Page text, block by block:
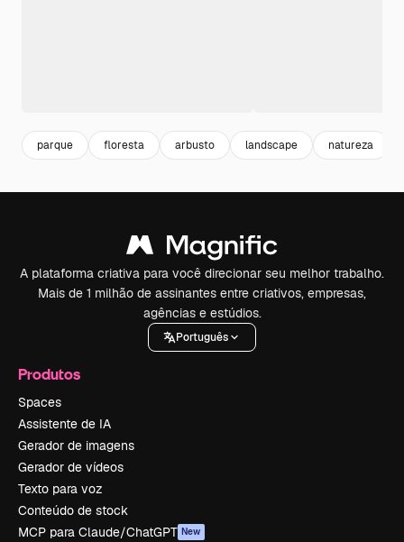
parque floresta arbusto landscape natureza
A plataforma criativa para você direcionar seu melhor trabalho.
Mais de 1 milhão de assinantes entre criativos, empresas,
agências e estúdios.
Português
Produtos
Spaces
Assistente de IA
Gerador de imagens
Gerador de vídeos
Texto para voz
Conteúdo de stock
MCP para Claude/ChatGPT New